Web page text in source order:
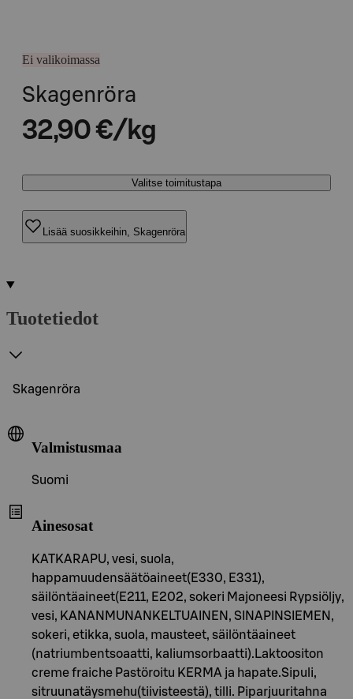
Ei valikoimassa
Skagenröra
32,90 €/kg
Valitse toimitustapa
Lisää suosikkeihin, Skagenröra
Tuotetiedot
Skagenröra
Valmistusmaa
Suomi
Ainesosat
KATKARAPU, vesi, suola,
happamuudensäätöaineet(E330, E331),
säilöntäaineet(E211, E202, sokeri Majoneesi Rypsiöljy,
vesi, KANANMUNANKELTUAINEN, SINAPINSIEMEN,
sokeri, etikka, suola, mausteet, säilöntäaineet
(natriumbentsoaatti, kaliumsorbaatti).Laktoositon
creme fraiche Pastöroitu KERMA ja hapate.Sipuli,
sitruunatäysmehu(tiivisteestä), tilli. Piparjuuritahna